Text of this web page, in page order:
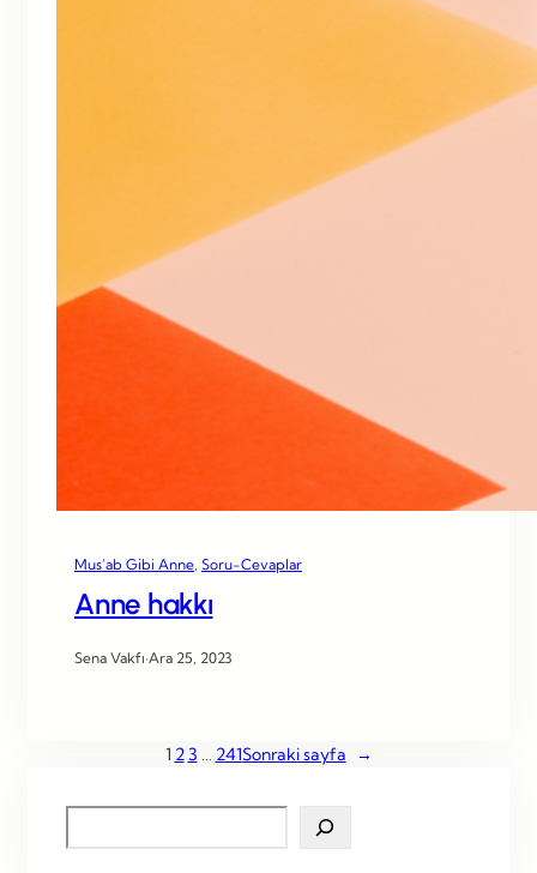
Mus’ab Gibi Anne Soru-Cevaplar
Anne hakkı
Sena Vakfı·Ara 25, 2023
1 23 … 241Sonraki sayfa →
e